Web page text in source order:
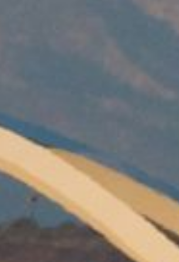
/// Emirates
12 janvier
Lire la Suite